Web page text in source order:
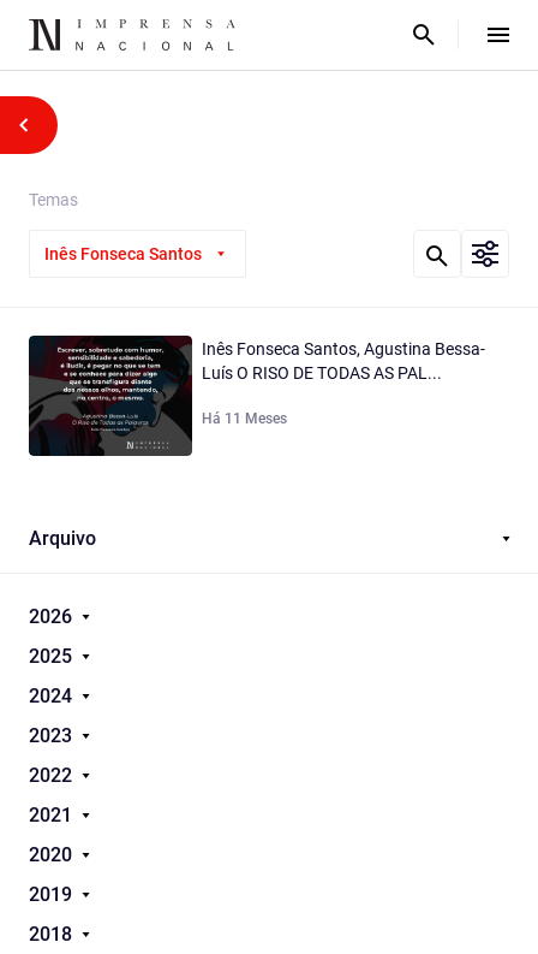
Temas
Inês Fonseca Santos
Inês Fonseca Santos, Agustina Bessa-
Luís O RISO DE TODAS AS PAL...
Há 11 Meses
Arquivo
2026
2025
2024
2023
2022
2021
2020
2019
2018